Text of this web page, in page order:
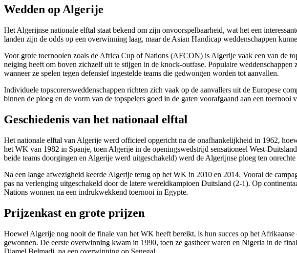
Wedden op Algerije
Het Algerijnse nationale elftal staat bekend om zijn onvoorspelbaarheid, wat het een
landen zijn de odds op een overwinning laag, maar de Asian Handicap weddenschappen
Voor grote toernooien zoals de Africa Cup of Nations (AFCON) is Algerije vaak een van de
neiging heeft om boven zichzelf uit te stijgen in de knock-outfase. Populaire
wanneer ze spelen tegen defensief ingestelde teams die gedwongen worden tot aanvallen.
Individuele topscorersweddenschappen richten zich vaak op de aanvallers uit de Europese
binnen de ploeg en de vorm van de topspelers goed in de gaten voorafgaand aan een toernooi
Geschiedenis van het nationaal elftal
Het nationale elftal van Algerije werd officieel opgericht na de onafhankelijkheid in 1962,
het WK van 1982 in Spanje, toen Algerije in de openingswedstrijd sensationeel West-
beide teams doorgingen en Algerije werd uitgeschakeld) werd de Algerijnse ploeg ten
Na een lange afwezigheid keerde Algerije terug op het WK in 2010 en 2014. Vooral de
pas na verlenging uitgeschakeld door de latere wereldkampioen Duitsland (2-1). Op
Nations wonnen na een indrukwekkend toernooi in Egypte.
Prijzenkast en grote prijzen
Hoewel Algerije nog nooit de finale van het WK heeft bereikt, is hun succes op het
gewonnen. De eerste overwinning kwam in 1990, toen ze gastheer waren en Nigeria in de
Djamel Belmadi, na een overwinning op Senegal.